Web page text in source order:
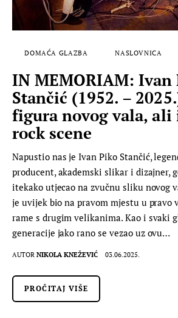
DOMAĆA GLAZBA NASLOVNICA
IN MEMORIAM: Ivan
Stančić (1952. –
figura novog vala, ali
rock scene
Napustio nas je Ivan Piko Stančić,
producent, akademski slikar i dizajner,
itekako utjecao na zvučnu sliku novog
je uvijek bio na pravom mjestu u pravo
rame s drugim velikanima. Kao i svaki
generacije jako rano se vezao uz ovu…
AUTOR NIKOLA KNEŽEVIĆ 03.06.2025.
PROČITAJ VIŠE